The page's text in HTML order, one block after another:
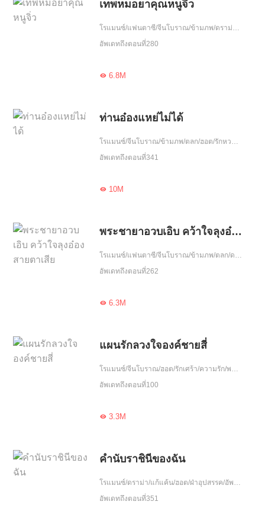
เทพหมอยาคุณหนูจิ่ว
โรแมนซ์/แฟนตาซี/จีนโบราณ/ข้ามภพ/ดราม่า/แก้แค้น/ฮอต/โลกลึกลับ/รักหวานฉ่ำ/บำเพ็ญพรต/กลยุทธ์/พลังวิเศษ/รักเดียวใจเดียว/เข้มแข็ง/เกิดใหม่
อัพเดทถึงตอนที่280
6.8M
ท่านอ๋องแหย่ไม่ได้
โรแมนซ์/จีนโบราณ/ข้ามภพ/ตลก/ฮอต/รักหวานฉ่ำ/ความรัก/จบ
อัพเดทถึงตอนที่341
10M
พระชายาอวบเอิบ คว้าใจลุงอ๋องสายตาเสีย
โรแมนซ์/แฟนตาซี/จีนโบราณ/ข้ามภพ/ตลก/ดราม่า/แก้แค้น/ฮอต/โลกลึกลับ/ฝ่าอุปสรรค/รักหวานฉ่ำ/ความรัก/รักเดียวใจเดียว
อัพเดทถึงตอนที่262
6.3M
แผนรักลวงใจองค์ชายสี่
โรแมนซ์/จีนโบราณ/ฮอต/รักเศร้า/ความรัก/พบกันอีกครั้ง/จบ
อัพเดทถึงตอนที่100
3.3M
คำนับราชินีของฉัน
โรแมนซ์/ดราม่า/แก้แค้น/ฮอต/ฝ่าอุปสรรค/อัพเกรด/วงการบันเทิง
อัพเดทถึงตอนที่351